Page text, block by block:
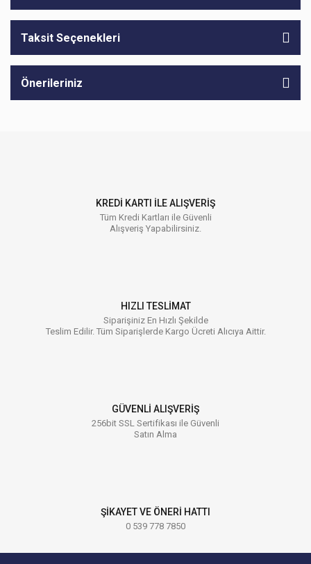
Taksit Seçenekleri
Önerileriniz
KREDİ KARTI İLE ALIŞVERİŞ
Tüm Kredi Kartları ile Güvenli
Alışveriş Yapabilirsiniz.
HIZLI TESLİMAT
Siparişiniz En Hızlı Şekilde
Teslim Edilir. Tüm Siparişlerde Kargo Ücreti Alıcıya Aittir.
GÜVENLİ ALIŞVERİŞ
256bit SSL Sertifikası ile Güvenli
Satın Alma
ŞİKAYET VE ÖNERİ HATTI
0 539 778 7850